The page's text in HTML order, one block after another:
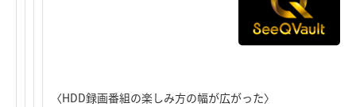
〈HDD録画番組の楽しみ方の幅が広がった〉